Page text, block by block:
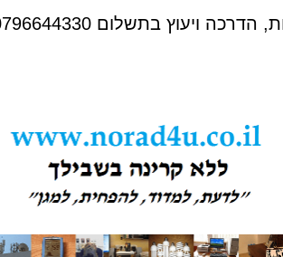
0796644330 (א-ה 09:00-12:00)